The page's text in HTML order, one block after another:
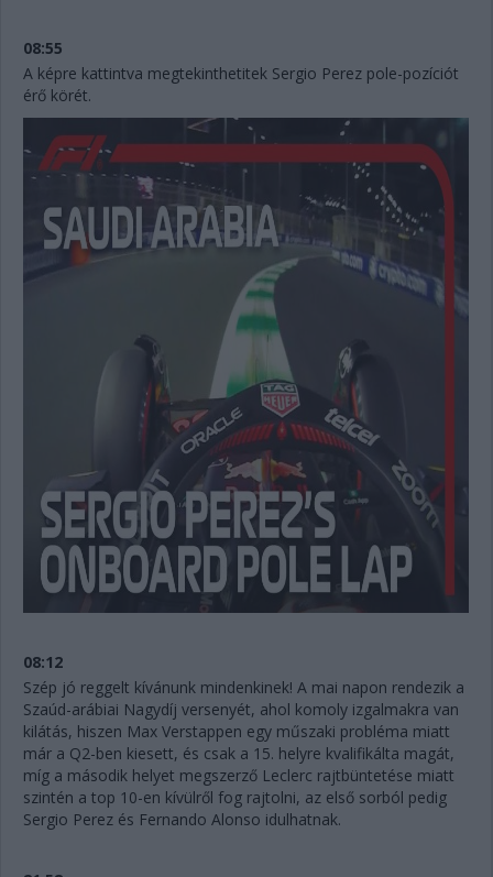
08:55
A képre kattintva megtekinthetitek Sergio Perez pole-pozíciót
érő körét.
08:12
Szép jó reggelt kívánunk mindenkinek! A mai napon rendezik a
Szaúd-arábiai Nagydíj versenyét, ahol komoly izgalmakra van
kilátás, hiszen Max Verstappen egy műszaki probléma miatt
már a Q2-ben kiesett, és csak a 15. helyre kvalifikálta magát,
míg a második helyet megszerző Leclerc rajtbüntetése miatt
szintén a top 10-en kívülről fog rajtolni, az első sorból pedig
Sergio Perez és Fernando Alonso idulhatnak.